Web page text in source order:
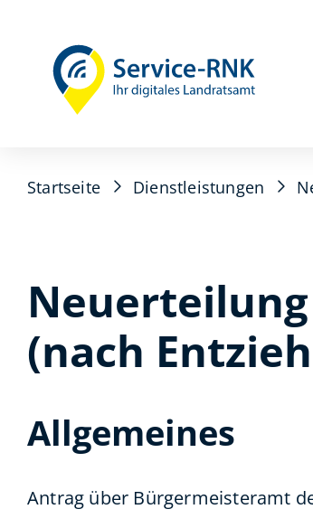
Startseite Dienstleistungen
(nach
Allgemeines
Antrag über Bürgermeisteramt